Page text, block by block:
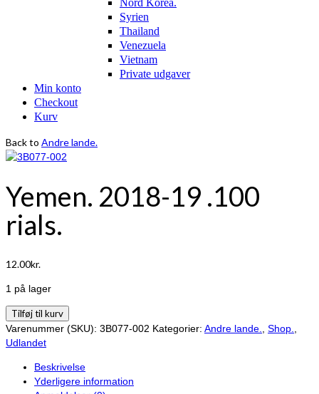
Nord Korea.
Syrien
Thailand
Venezuela
Vietnam
Private udgaver
Min konto
Checkout
Kurv
Back to Andre lande.
Yemen. 2018-19 .100
rials.
12.00kr.
1 på lager
Yemen.
2018-
19
rials.
antal
Tilføj til kurv
Varenummer (SKU): 3B077-002 Kategorier: Andre lande. Shop.
Udlandet
Beskrivelse
Yderligere information